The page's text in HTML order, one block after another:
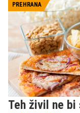
že prepozno, da
nizu zabavnih
PREHRANA
Teh živil ne